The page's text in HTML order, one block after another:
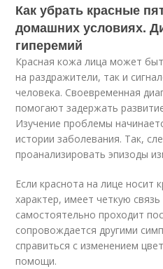
Как убрать красные
домашних условиях.
гиперемий
Красная кожа лица может
на раздражители, так и
человека. Своевременная
помогают задержать
Изучение проблемы
истории заболевания. Так,
проанализировать эпизоды
Если краснота на лице носит
характер, имеет четкую
самостоятельно проходит
сопровождается другими
справиться с изменением
помощи.